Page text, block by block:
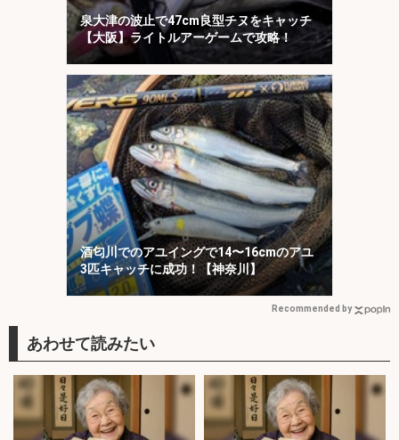
泉大津の波止で47cm良型チヌをキャッチ
【大阪】ライトルアーゲームで攻略！
酒匂川でのアユイングで14〜16cmのアユ
3匹キャッチに成功！【神奈川】
Recommended by